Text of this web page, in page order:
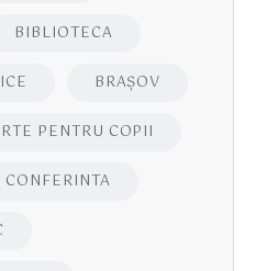
BIBLIOTECA
BRAŞOV
PENTRU COPII
CONFERINTA